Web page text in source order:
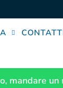
mandare